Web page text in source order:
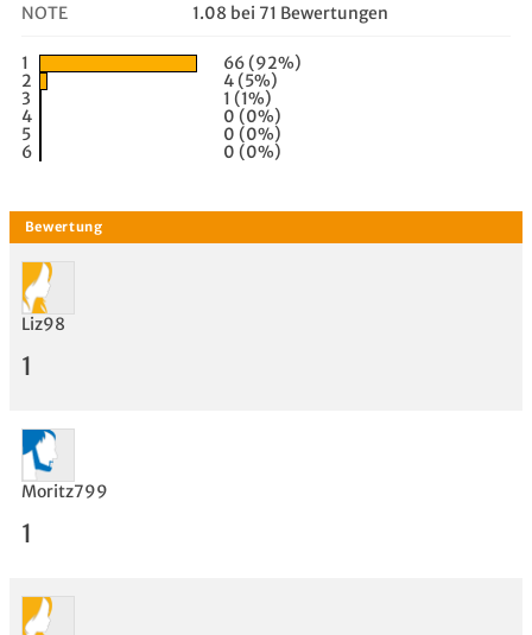
NOTE 1.08 bei 71 Bewertungen
1
66 (92%)
2
4 (5%)
3
1 (1%)
4
0 (0%)
5
0 (0%)
6
0 (0%)
Liz98
1
Moritz799
1